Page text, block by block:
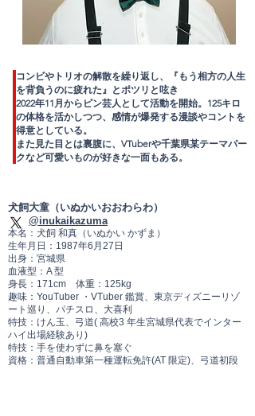
コンビやトリオの解散を繰り返し、
『もう相方の人生
を背負うのに疲れた』とポツリと呟き
2022年11月から ピン芸人として活動を開始。 125キロ
の体格を活かしつつ、 感情が爆発する漫談やコントを
得意としている。
また見た目とは裏腹に、 VTuberや千葉県某テーマパー
クなど可愛いものが好きな一面もある。
犬飼大童（いぬかいおおわらわ）
@inukaikazuma
本名：犬飼 和真（いぬかい かずま）
生年月日：1987年6月27日
出身：宮城県
血液型：A 型
身長：171cm 体重：125kg
趣味：YouTuber ・VTuber 鑑賞、東京ディズニーリゾ
ート巡り、 パチスロ、大喜利
特技：けん玉、弓道( 高校3 年生宮城県代表でインター
ハイ出場経験あり)
特技：手を使わずに鼻を塞ぐ
資格：普通自動車第一種運転免許(AT 限定)、弓道初段